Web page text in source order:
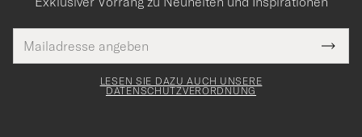
Mail
Adresse
Tack
för
LESEN SIE DAZU AUCH UNSERE
DATENSCHUTZVERORDNUNG